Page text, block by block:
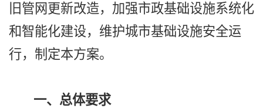
旧管网更新改造，加强市政基础设施系统化
和智能化建设，维护城市基础设施安全运
行，制定本方案。
一、总体要求